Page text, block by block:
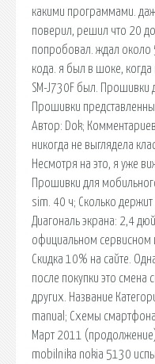
какими программами.
поверил, решил что 20
попробовал. ждал около
кода. я был в шоке,
SM-J730F был. Прошивки
Прошивки
Автор: Dok;
никогда не выглядела
Несмотря на это, я уже
Прошивки для
sim. 40 ч; Сколько
Диагональ экрана: 2,4
официальном сервисном
Скидка 10% на сайте.
после покупки это смена
других. Название
manual; Cхемы
Март 2011
mobilnika nokia 5130